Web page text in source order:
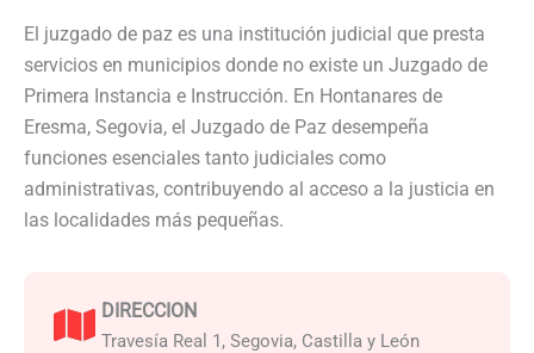
El juzgado de paz es una institución judicial que presta
servicios en municipios donde no existe un Juzgado de
Primera Instancia e Instrucción. En Hontanares de
Eresma, Segovia, el Juzgado de Paz desempeña
funciones esenciales tanto judiciales como
administrativas, contribuyendo al acceso a la justicia en
las localidades más pequeñas.
DIRECCION
Travesía Real 1, Segovia, Castilla y León